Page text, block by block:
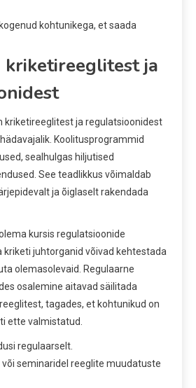
kohtunikega, et saada
kriketireeglitest ja
kriketireeglitest ja regulatsioonidest
Koolitusprogrammid
sealhulgas hiljutised
See teadlikkus võimaldab
ja õiglaselt rakendada
kursis regulatsioonide
kriketi juhtorganid võivad kehtestada
olemasolevaid. Regulaarne
osalemine aitavad säilitada
tagades, et kohtunikud on
ette valmistatud.
regulaarselt.
seminaridel reeglite muudatuste